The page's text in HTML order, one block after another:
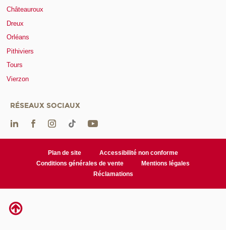
Châteauroux
Dreux
Orléans
Pithiviers
Tours
Vierzon
RÉSEAUX SOCIAUX
Plan de site
Accessibilité non conforme
Conditions générales de vente
Mentions légales
Réclamations